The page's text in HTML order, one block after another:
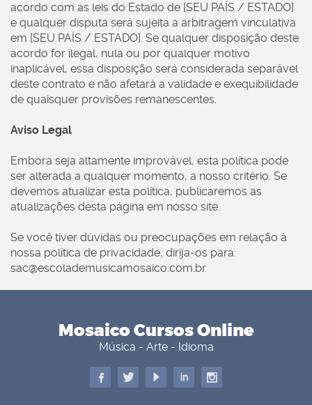
acordo com as leis do Estado de [SEU PAÍS / ESTADO]
e qualquer disputa será sujeita a arbitragem vinculativa
em [SEU PAÍS / ESTADO]. Se qualquer disposição deste
acordo for ilegal, nula ou por qualquer motivo
inaplicável, essa disposição será considerada separável
deste contrato e não afetará a validade e exequibilidade
de quaisquer provisões remanescentes.
Aviso Legal
Embora seja altamente improvável, esta política pode
ser alterada a qualquer momento, a nosso critério. Se
devemos atualizar esta política, publicaremos as
atualizações desta página em nosso site.
Se você tiver dúvidas ou preocupações em relação à
nossa política de privacidade, dirija-os para:
sac@escolademusicamosaico.com.br
Mosaico Cursos Online
Música - Arte - Idioma